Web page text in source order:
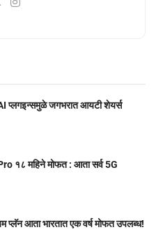
प्लगइन्समुळे जगभरात आयटी शेयर्स
१८ महिने मोफत : आता सर्व 5G
प्लॅन आता भारतात एक वर्ष मोफत उपलब्ध!